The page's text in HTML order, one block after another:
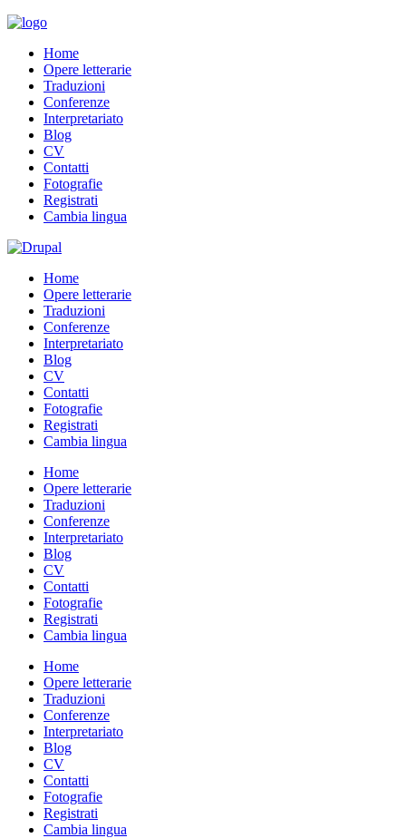
Home
Opere letterarie
Traduzioni
Conferenze
Interpretariato
Blog
CV
Contatti
Fotografie
Registrati
Cambia lingua
Home
Opere letterarie
Traduzioni
Conferenze
Interpretariato
Blog
CV
Contatti
Fotografie
Registrati
Cambia lingua
Home
Opere letterarie
Traduzioni
Conferenze
Interpretariato
Blog
CV
Contatti
Fotografie
Registrati
Cambia lingua
Home
Opere letterarie
Traduzioni
Conferenze
Interpretariato
Blog
CV
Contatti
Fotografie
Registrati
Cambia lingua